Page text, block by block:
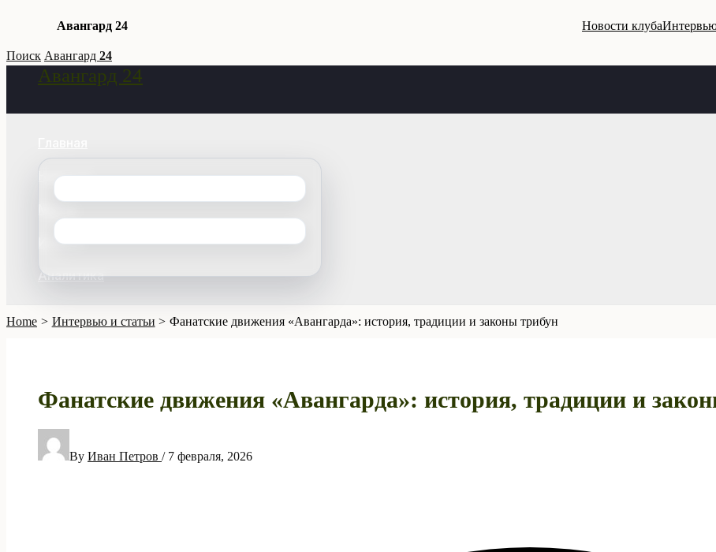
Авангард 24 Новости клуба
Skip
Поиск Авангард 24
Авангард 24
Новости
Игроки
Аналитика
Home Интервью и статьи Фанатские движения «Авангарда»: история, традиции и законы трибун
Фанатские движения «Авангарда»: история, традиции и
By Иван Петров / 7 февраля, 2026